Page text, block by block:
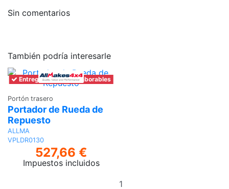
Sin comentarios
También podría interesarle
Entrega en 6-7 días laborables
Portón trasero
Portador de Rueda de
Repuesto
ALLMA
VPLDR0130
527,66 €
Impuestos incluidos